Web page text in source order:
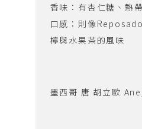
香味：有杏仁糖、熱
口感：則像
檸與水果茶的風味
墨西哥 唐 胡立歐